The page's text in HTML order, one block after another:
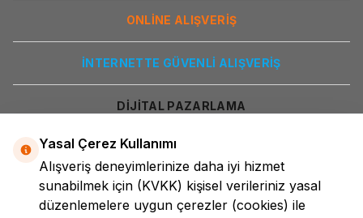
ONLİNE ALIŞVERİŞ
İNTERNETTE GÜVENLİ ALIŞVERİŞ
DİJİTAL PAZARLAMA
Yasal Çerez Kullanımı
Alışveriş deneyimlerinize daha iyi hizmet
sunabilmek için (KVKK) kişisel verileriniz yasal
düzenlemelere uygun çerezler (cookies) ile